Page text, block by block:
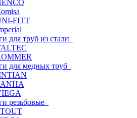
FITT
для труб из стали
для медных труб
резьбовые